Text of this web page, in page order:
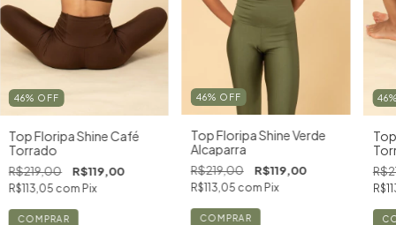
46% OFF
Top Floripa Shine Café
Torrado
R$219,00 R$119,00
R$113,05 com Pix
COMPRAR
46% OFF
Top Floripa Shine Verde
Alcaparra
R$219,00 R$119,00
R$113,05 com Pix
COMPRAR
46